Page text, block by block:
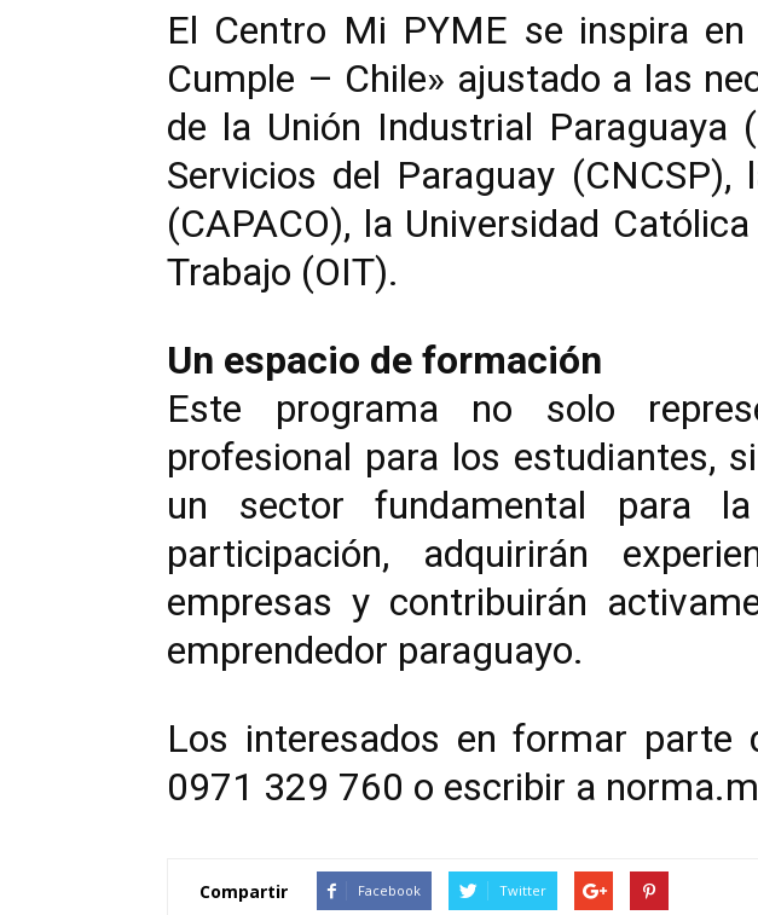
El Centro Mi PYME se inspira
Cumple – Chile» ajustado a las
de la Unión Industrial Paraguaya
Servicios del Paraguay
(CAPACO), la Universidad
Trabajo (OIT).
Un espacio de formación
Este programa no solo
profesional para los estudiantes,
un sector fundamental para
participación, adquirirán
empresas y contribuirán
emprendedor paraguayo.
Los interesados en formar parte
0971 329 760 o escribir a
Compartir Facebook Twitter